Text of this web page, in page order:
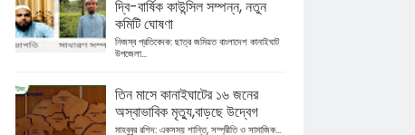
দ্বি-বার্ষিক কাউন্সিল সম্পন্ন, নতুন
কমিটি ঘোষণা
নিজস্ব প্রতিবেদক: ছাত্র জমিয়ত বাংলাদেশ কানাইঘাট
উপজেলা...
তিন মাসে কানাইঘাটের ১৬ জনের
অস্বাভাবিক মৃত্যু,বাড়ছে উদ্বেগ
মাহবুবুর রশিদ: একসময় শান্তি, সম্প্রীতি ও সামাজিক...